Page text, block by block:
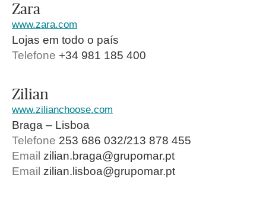
Zara
www.zara.com
Lojas em todo o país
Telefone +34 981 185 400
Zilian
www.zilianchoose.com
Braga – Lisboa
Telefone 253 686 032/213 878 455
Email zilian.braga@grupomar.pt
Email zilian.lisboa@grupomar.pt